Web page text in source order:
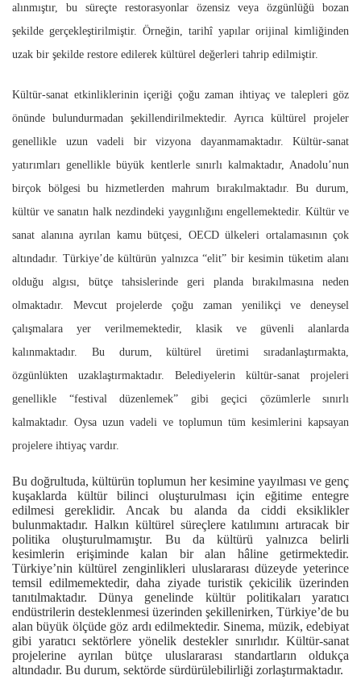
alınmıştır, bu süreçte restorasyonlar özensiz veya özgünlüğü bozan
şekilde gerçekleştirilmiştir. Örneğin, tarihî yapılar orijinal kimliğinden
uzak bir şekilde restore edilerek kültürel değerleri tahrip edilmiştir.
Kültür-sanat etkinliklerinin içeriği çoğu zaman ihtiyaç ve talepleri göz
önünde bulundurmadan şekillendirilmektedir. Ayrıca kültürel projeler
genellikle uzun vadeli bir vizyona dayanmamaktadır. Kültür-sanat
yatırımları genellikle büyük kentlerle sınırlı kalmaktadır, Anadolu’nun
birçok bölgesi bu hizmetlerden mahrum bırakılmaktadır. Bu durum,
kültür ve sanatın halk nezdindeki yaygınlığını engellemektedir. Kültür ve
sanat alanına ayrılan kamu bütçesi, OECD ülkeleri ortalamasının çok
altındadır. Türkiye’de kültürün yalnızca “elit” bir kesimin tüketim alanı
olduğu algısı, bütçe tahsislerinde geri planda bırakılmasına neden
olmaktadır. Mevcut projelerde çoğu zaman yenilikçi ve deneysel
çalışmalara yer verilmemektedir, klasik ve güvenli alanlarda
kalınmaktadır. Bu durum, kültürel üretimi sıradanlaştırmakta,
özgünlükten uzaklaştırmaktadır. Belediyelerin kültür-sanat projeleri
genellikle “festival düzenlemek” gibi geçici çözümlerle sınırlı
kalmaktadır. Oysa uzun vadeli ve toplumun tüm kesimlerini kapsayan
projelere ihtiyaç vardır.
Bu doğrultuda, kültürün toplumun her kesimine yayılması ve genç
kuşaklarda kültür bilinci oluşturulması için eğitime entegre
edilmesi gereklidir. Ancak bu alanda da ciddi eksiklikler
bulunmaktadır. Halkın kültürel süreçlere katılımını artıracak bir
politika oluşturulmamıştır. Bu da kültürü yalnızca belirli
kesimlerin erişiminde kalan bir alan hâline getirmektedir.
Türkiye’nin kültürel zenginlikleri uluslararası düzeyde yeterince
temsil edilmemektedir, daha ziyade turistik çekicilik üzerinden
tanıtılmaktadır. Dünya genelinde kültür politikaları yaratıcı
endüstrilerin desteklenmesi üzerinden şekillenirken, Türkiye’de bu
alan büyük ölçüde göz ardı edilmektedir. Sinema, müzik, edebiyat
gibi yaratıcı sektörlere yönelik destekler sınırlıdır. Kültür-sanat
projelerine ayrılan bütçe uluslararası standartların oldukça
altındadır. Bu durum, sektörde sürdürülebilirliği zorlaştırmaktadır.